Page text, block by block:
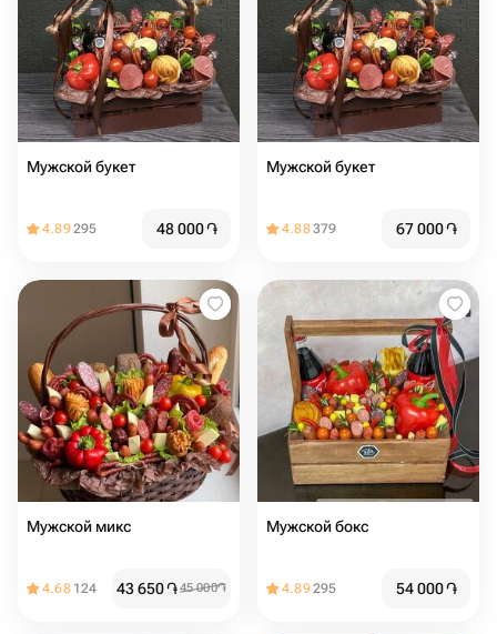
Мужской букет
4.89295 48 000֏
Мужской букет
4.88379 67 000֏
Мужской микс
4.68 124 43 650֏45 000֏
Мужской бокс
4.89295 54 000֏